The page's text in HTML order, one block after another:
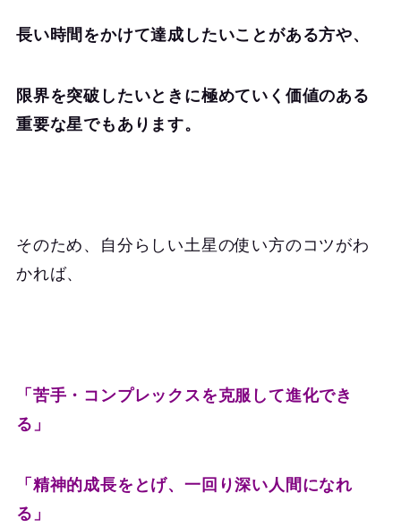
長い時間をかけて達成したいことがある方や、
限界を突破したいときに極めていく価値のある
重要な星でもあります。
そのため、自分らしい土星の使い方のコツがわ
かれば、
「苦手・コンプレックスを克服して進化でき
る」
「精神的成長をとげ、一回り深い人間になれ
る」